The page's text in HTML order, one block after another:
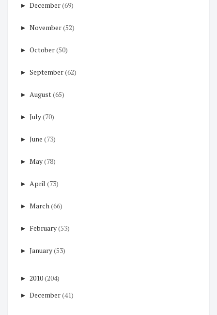
► December(69)
► November(52)
► October(50)
► September(62)
► August(65)
► July(70)
► June (73)
► May(78)
► April (73)
► March(66)
► February(53)
► January(53)
► 2010(204)
► December(41)